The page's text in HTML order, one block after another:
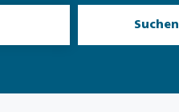
Suchen